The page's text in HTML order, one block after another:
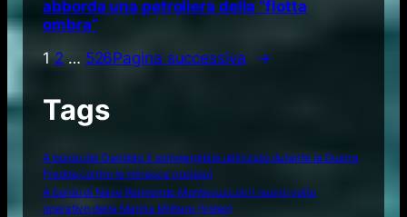
abborda una petroliera della “flotta
ombra”
1 2 … 526Pagina successiva →
Tags
A bordo del Dandolo il sommergibile utilizzato durante la Guerra
Fredda contro le minacce nucleari
A bordo di Nave Raimondo Montecuccoli il nuovo volto
operativo della Marina Militare (Video)